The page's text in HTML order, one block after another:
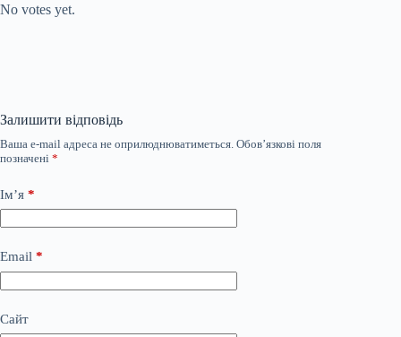
No votes yet.
Залишити відповідь
Ваша e-mail адреса не оприлюднюватиметься. Обов’язкові поля
позначені *
Ім’я *
Email *
Сайт